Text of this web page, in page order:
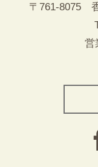
〒761-8075
営